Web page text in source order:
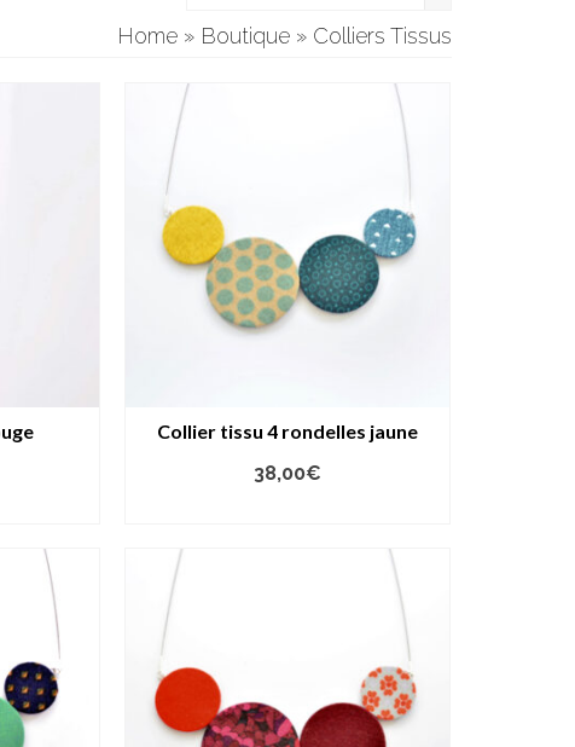
Home » Boutique » Colliers Tissus
Collier tissu 4 rondelles jaune
38,00€